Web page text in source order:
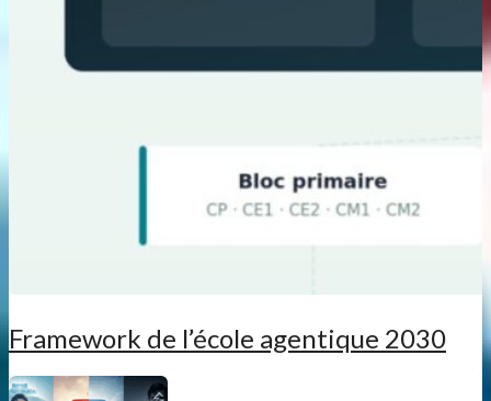
Framework de l’école agentique 2030